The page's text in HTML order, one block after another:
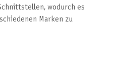
wodurch es
Marken zu